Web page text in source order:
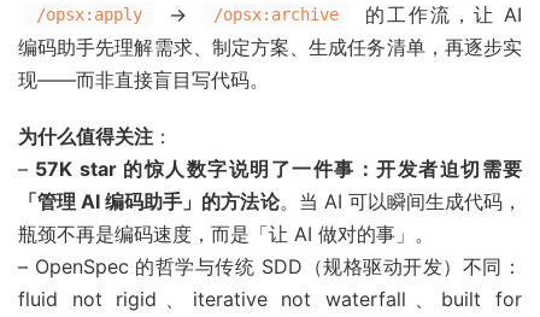
/opsx:apply → /opsx:archive
的工作流，让 AI
编码助手先理解需求、制定方案、生成任务清单，再逐步实
现——而非直接盲目写代码。
为什么值得关注 ：
– 57K star 的惊人数字说明了一件事：开发者迫切需要
「管理 AI 编码助手」的方法论。当 AI 可以瞬间生成代码，
瓶颈不再是编码速度，而是「让 AI 做对的事」。
– OpenSpec 的哲学与传统 SDD（规格驱动开发）不同：
fluid not rigid、iterative not waterfall、built for